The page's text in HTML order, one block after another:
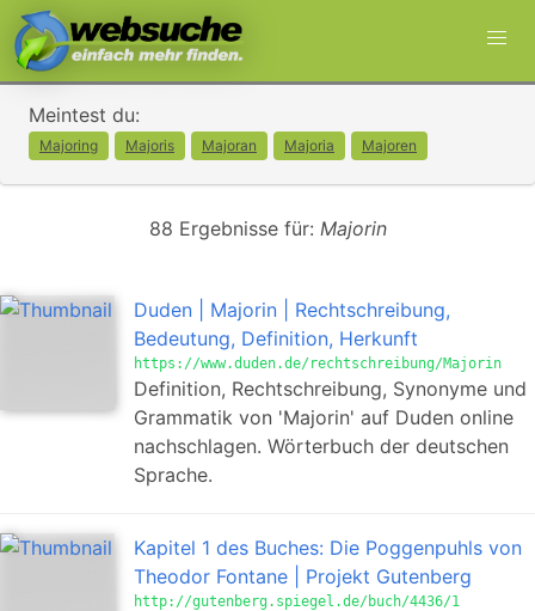
Meintest du:
Majoring Majoris Majoran Majoria Majoren
88 Ergebnisse für: Majorin
Duden | Majorin | Rechtschreibung,
Bedeutung, Definition, Herkunft
https://www.duden.de/rechtschreibung/Majorin
Definition, Rechtschreibung, Synonyme und
Grammatik von 'Majorin' auf Duden online
nachschlagen. Wörterbuch der deutschen
Sprache.
Kapitel 1 des Buches: Die Poggenpuhls von
Theodor Fontane | Projekt Gutenberg
http://gutenberg.spiegel.de/buch/4436/1